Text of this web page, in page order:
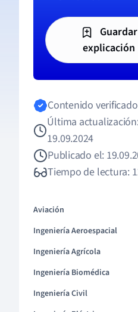
Guardar
explicación
Contenido verificado
Última
19.09.2024
Publicado el:
Tiempo de lectura:
Aviación
Ingeniería Aeroespacial
Ingeniería Agrícola
Ingeniería Biomédica
Ingeniería Civil